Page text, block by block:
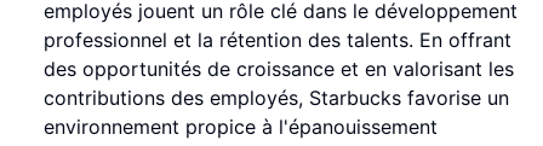
employés jouent un rôle clé dans le développement
professionnel et la rétention des talents. En offrant
des opportunités de croissance et en valorisant les
contributions des employés, Starbucks favorise un
environnement propice à l'épanouissement